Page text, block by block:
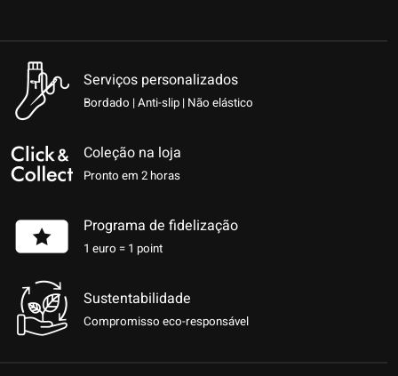
Serviços personalizados
Bordado | Anti-slip | Não elástico
Coleção na loja
Pronto em 2 horas
Programa de fidelização
1 euro = 1 point
Sustentabilidade
Compromisso eco-responsável